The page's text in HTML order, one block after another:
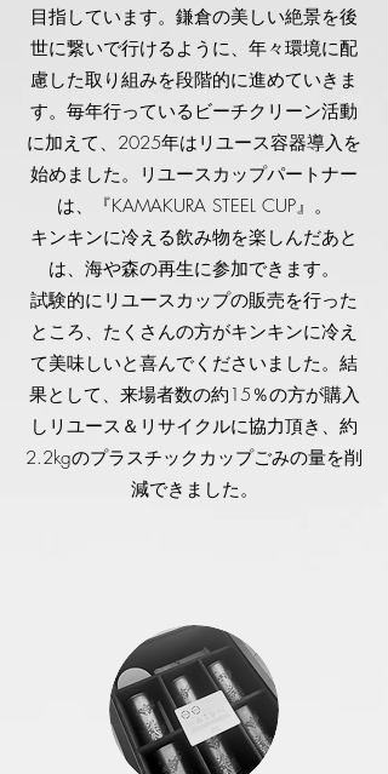
目指しています。鎌倉の美しい絶景を後
世に繋いで行けるように、年々環境に配
慮した取り組みを段階的に進めていきま
す。毎年行っているビーチクリーン活動
に加えて、2025年はリユース容器導入を
始めました。リユースカップパートナー
は、『KAMAKURA STEEL CUP』。
キンキンに冷える飲み物を楽しんだあと
は、海や森の再生に参加できます。
試験的にリユースカップの販売を行った
ところ、たくさんの方がキンキンに冷え
て美味しいと喜んでくださいました。結
果として、来場者数の約15％の方が購入
しリユース＆リサイクルに協力頂き、 約
2.2kgのプラスチックカップごみの量を削
減できました。